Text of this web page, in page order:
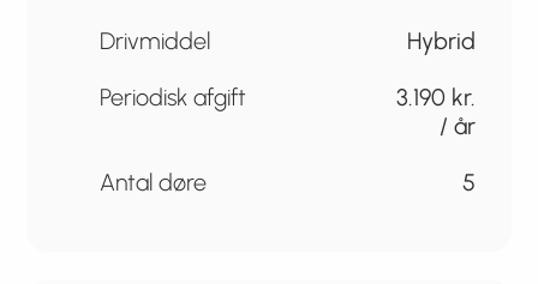
Drivmiddel
Hybrid
Periodisk afgift
3.190 kr.
/ år
Antal døre
5